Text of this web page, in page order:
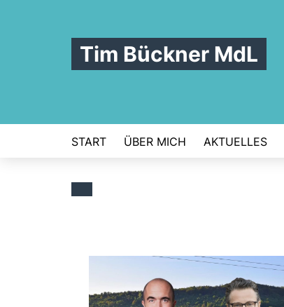
Tim Bückner MdL
START ÜBER MICH AKTUELLES